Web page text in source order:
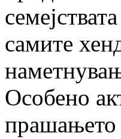
самите
Особено
прашањето